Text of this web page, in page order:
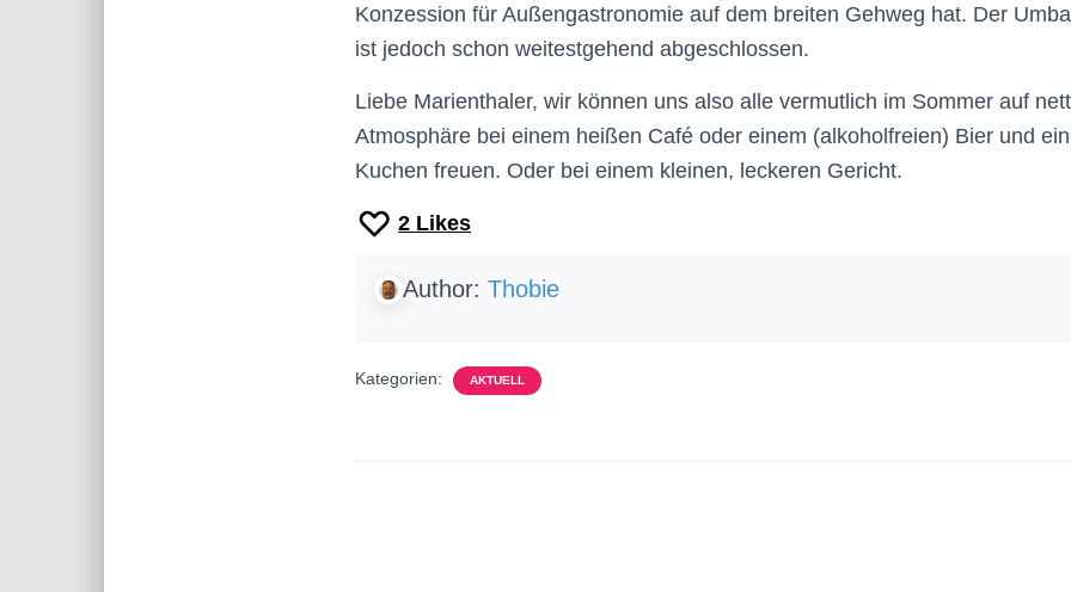
Konzession für Außengastronomie auf dem breiten Gehweg hat. Der
ist jedoch schon weitestgehend abgeschlossen.
Liebe Marienthaler, wir können uns also alle vermutlich im Sommer auf
Atmosphäre bei einem heißen Café oder einem (alkoholfreien) Bier und
Kuchen freuen. Oder bei einem kleinen, leckeren Gericht.
2 Likes
Author: Thobie
Kategorien: AKTUELL